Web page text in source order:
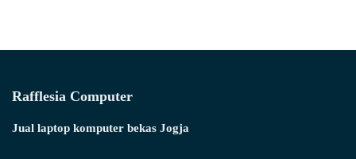
Rafflesia Computer
Jual laptop komputer bekas Jogja